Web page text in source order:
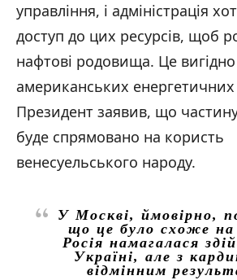
управління, і адміністрація
доступ до цих ресурсів, щоб
нафтові родовища. Це
американських
Президент заявив, що
буде спрямовано на користь
венесуельського народу.
У Москві, ймовірно,
що це було схоже
Росія намагалася
Україні, але з
відмінним